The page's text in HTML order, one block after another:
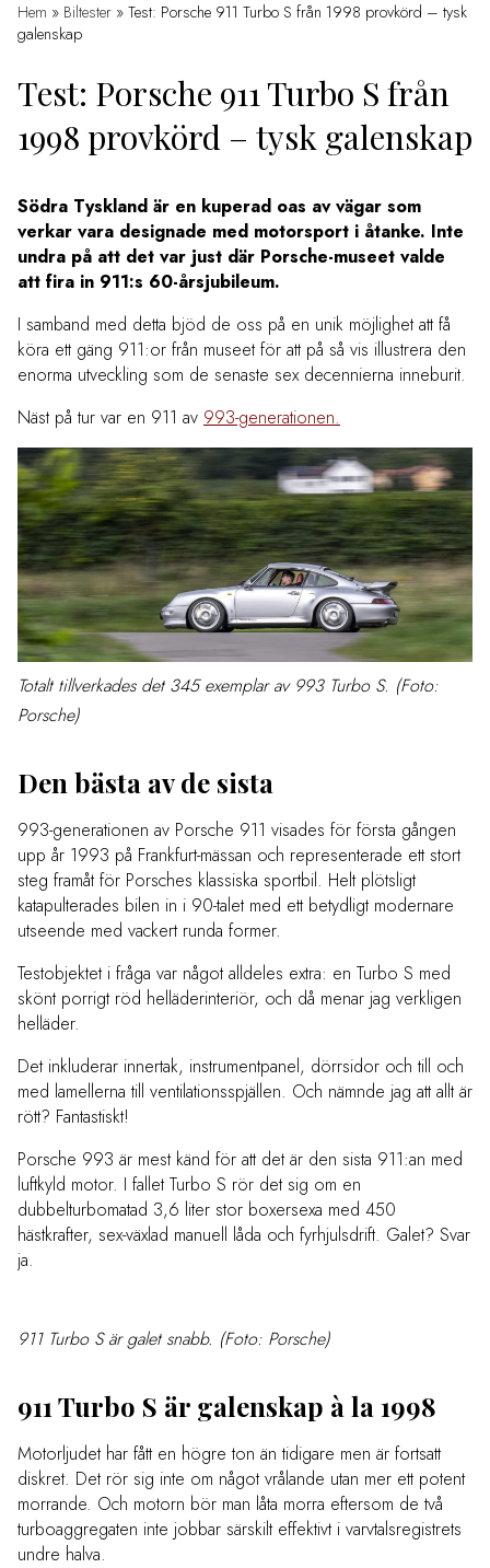
Hem » Biltester » Test: Porsche 911 Turbo S från 1998 provkörd – tysk
galenskap
Test: Porsche 911 Turbo S från
1998 provkörd – tysk galenskap
Södra Tyskland är en kuperad oas av vägar som
verkar vara designade med motorsport i åtanke. Inte
undra på att det var just där Porsche-museet valde
att fira in 911:s 60-årsjubileum.
I samband med detta bjöd de oss på en unik möjlighet att få
köra ett gäng 911:or från museet för att på så vis illustrera den
enorma utveckling som de senaste sex decennierna inneburit.
Näst på tur var en 911 av 993-generationen.
Totalt tillverkades det 345 exemplar av 993 Turbo S. (Foto:
Porsche)
Den bästa av de sista
993-generationen av Porsche 911 visades för första gången
upp år 1993 på Frankfurt-mässan och representerade ett stort
steg framåt för Porsches klassiska sportbil. Helt plötsligt
katapulterades bilen in i 90-talet med ett betydligt modernare
utseende med vackert runda former.
Testobjektet i fråga var något alldeles extra: en Turbo S med
skönt porrigt röd helläderinteriör, och då menar jag verkligen
helläder.
Det inkluderar innertak, instrumentpanel, dörrsidor och till och
med lamellerna till ventilationsspjällen. Och nämnde jag att allt är
rött? Fantastiskt!
Porsche 993 är mest känd för att det är den sista 911:an med
luftkyld motor. I fallet Turbo S rör det sig om en
dubbelturbomatad 3,6 liter stor boxersexa med 450
hästkrafter, sex-växlad manuell låda och fyrhjulsdrift. Galet? Svar
ja.
911 Turbo S är galet snabb. (Foto: Porsche)
911 Turbo S är galenskap à la 1998
Motorljudet har fått en högre ton än tidigare men är fortsatt
diskret. Det rör sig inte om något vrålande utan mer ett potent
morrande. Och motorn bör man låta morra eftersom de två
turboaggregaten inte jobbar särskilt effektivt i varvtalsregistrets
undre halva.